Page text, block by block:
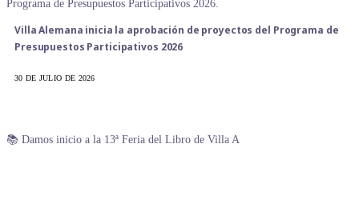
Villa Alemana inicia la aprobación de proyectos del Programa de
Presupuestos Participativos 2026
30 DE JULIO DE 2026
📚 Damos inicio a la 13ª Feria del Libro de Villa A